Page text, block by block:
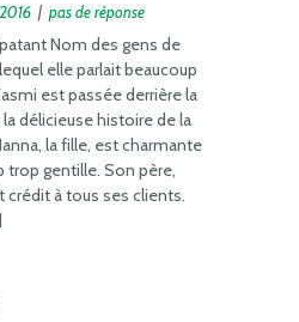
| pas de réponse
Nom des gens de
elle parlait beaucoup
est passée derrière la
délicieuse histoire de la
la fille, est charmante
trop gentille. Son père,
crédit à tous ses clients.